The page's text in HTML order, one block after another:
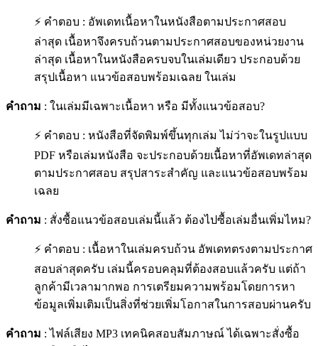
⚡ คำตอบ : อัพเดทเนื้อหาในหนังสือตามประกาศสอบ
ล่าสุด เนื้อหาจึงครบถ้วนตามประกาศสอบของหน่วยงาน
ล่าสุด เนื้อหาในหนังสือครบจบในเล่มเดียว ประกอบด้วย
สรุปเนื้อหา แนวข้อสอบพร้อมเฉลย ในเล่ม
คำถาม : ในเล่มมีเฉพาะเนื้อหา หรือ มีทั้งแนวข้อสอบ?
⚡ คำตอบ : หนังสือที่จัดพิมพ์ขึ้นทุกเล่ม ไม่ว่าจะในรูปแบบ
PDF หรือเล่มหนังสือ จะประกอบด้วยเนื้อหาที่อัพเดทล่าสุด
ตามประกาศสอบ สรุปสาระสำคัญ และแนวข้อสอบพร้อม
เฉลย
คำถาม : สั่งซื้อแนวข้อสอบเล่มนี้แล้ว ต้องไปซื้อเล่มอื่นเพิ่มไหม?
⚡ คำตอบ : เนื้อหาในเล่มครบถ้วน อัพเดทตรงตามประกาศ
สอบล่าสุดครับ เล่มนี้ครอบคลุมที่ต้องสอบแล้วครับ แต่ถ้า
ลูกค้ามีเวลามากพอ การเตรียมความพร้อมโดยการหา
ข้อมูลเพิ่มเติมเป็นสิ่งที่ช่วยเพิ่มโอกาสในการสอบผ่านครับ
คำถาม : ไฟล์เสียง MP3 เทคนิคสอบสัมภาษณ์ ได้เฉพาะสั่งซื้อ